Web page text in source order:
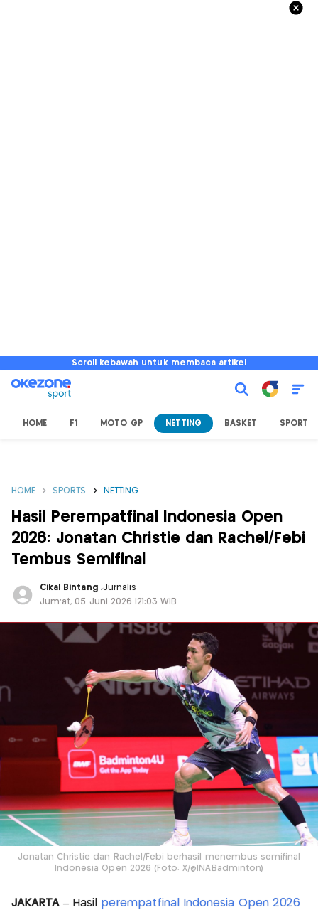
Scroll kebawah untuk membaca artikel
HOME F1 MOTO GP NETTING BASKET SPORT
HOME SPORTS NETTING
Hasil Perempatfinal Indonesia Open
2026: Jonatan Christie dan Rachel/Febi
Tembus Semifinal
Cikal Bintang ,Jurnalis
Jum'at, 05 Juni 2026 |21:03 WIB
Jonatan Christie dan Rachel/Febi berhasil menembus semifinal
Indonesia Open 2026 (Foto: X/@INABadminton)
JAKARTA – Hasil perempatfinal Indonesia Open 2026